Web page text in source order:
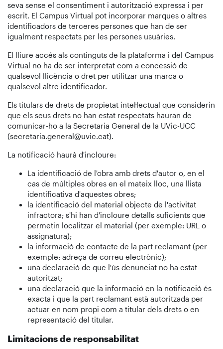
seva sense el consentiment i autorització expressa i per
escrit. El Campus Virtual pot incorporar marques o altres
identificadors de terceres persones que han de ser
igualment respectats per les persones usuàries.
El lliure accés als continguts de la plataforma i del Campus
Virtual no ha de ser interpretat com a concessió de
qualsevol llicència o dret per utilitzar una marca o
qualsevol altre identificador.
Els titulars de drets de propietat intel·lectual que considerin
que els seus drets no han estat respectats hauran de
comunicar-ho a la Secretaria General de la UVic-UCC
(secretaria.general@uvic.cat).
La notificació haurà d'incloure:
La identificació de l'obra amb drets d'autor o, en el
cas de múltiples obres en el mateix lloc, una llista
identificativa d'aquestes obres;
la identificació del material objecte de l'activitat
infractora; s'hi han d'incloure detalls suficients que
permetin localitzar el material (per exemple: URL o
assignatura);
la informació de contacte de la part reclamant (per
exemple: adreça de correu electrònic);
una declaració de que l'ús denunciat no ha estat
autoritzat;
una declaració que la informació en la notificació és
exacta i que la part reclamant està autoritzada per
actuar en nom propi com a titular dels drets o en
representació del titular.
Limitacions de responsabilitat